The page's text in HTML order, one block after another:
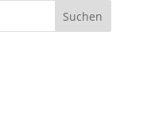
Suchen